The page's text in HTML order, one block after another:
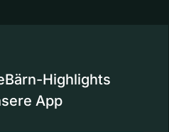
Highlights
App